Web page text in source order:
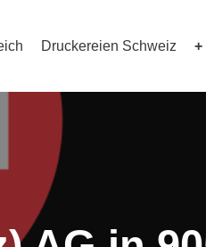
Druckereien Schweiz +